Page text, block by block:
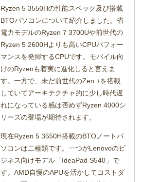
Ryzen 5 3550Hの性能スペック及び搭載
BTOパソコンについて紹介しました。省
電力モデルのRyzen 7 3700Uや前世代の
Ryzen 5 2600Hよりも高いCPUパフォー
マンスを発揮するCPUです。モバイル向
けのRyzenも着実に進化しると言えま
す。一方で、未だ前世代のZen +を搭載
していてアーキテクチャ的に少し時代遅
れになっている感は否めずRyzen 4000シ
リーズの登場が期待されます。
現在Ryzen 5 3550H搭載のBTOノートパ
ソコンは二種類です。一つがLenovoのビ
ジネス向けモデル「IdeaPad S540」で
す。AMD自慢のAPUを活かしてコストダ